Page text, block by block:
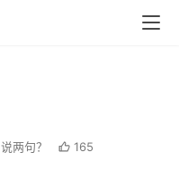
说两句？ 165